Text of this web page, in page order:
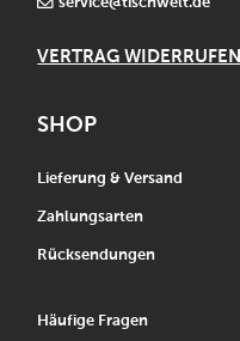
VERTRAG WIDERRUFEN
SHOP
Lieferung & Versand
Zahlungsarten
Rücksendungen
Häufige Fragen